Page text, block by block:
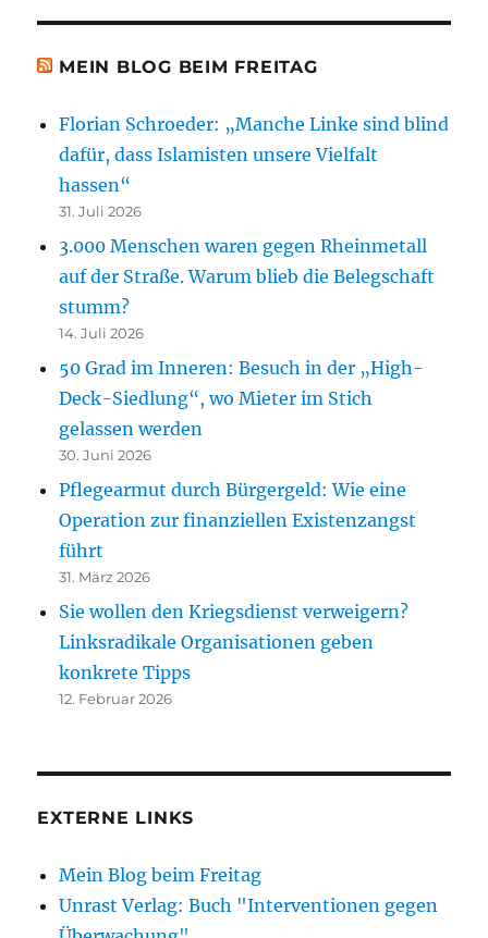
MEIN BLOG BEIM FREITAG
Florian Schroeder: „Manche Linke sind blind
dafür, dass Islamisten unsere Vielfalt
hassen“
31. Juli 2026
3.000 Menschen waren gegen Rheinmetall
auf der Straße. Warum blieb die Belegschaft
stumm?
14. Juli 2026
50 Grad im Inneren: Besuch in der „High-
Deck-Siedlung“, wo Mieter im Stich
gelassen werden
30. Juni 2026
Pflegearmut durch Bürgergeld: Wie eine
Operation zur finanziellen Existenzangst
führt
31. März 2026
Sie wollen den Kriegsdienst verweigern?
Linksradikale Organisationen geben
konkrete Tipps
12. Februar 2026
EXTERNE LINKS
Mein Blog beim Freitag
Unrast Verlag: Buch "Interventionen gegen